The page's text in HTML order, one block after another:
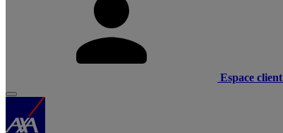
Espace client